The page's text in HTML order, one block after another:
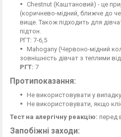
Chestnut (Каштановий) - це
(коричнево-мідний, ближче до
вище. Також підходить для
підтон.
РГТ: 7-6,5
Mahogany (Червоно-мідний
зовнішність дівчат з теплими
РГТ: 7
Протипоказання:
Не використовувати у
Не використовувати, якщо
Тест на алергічну реакцію: перед
Запобіжні заходи: